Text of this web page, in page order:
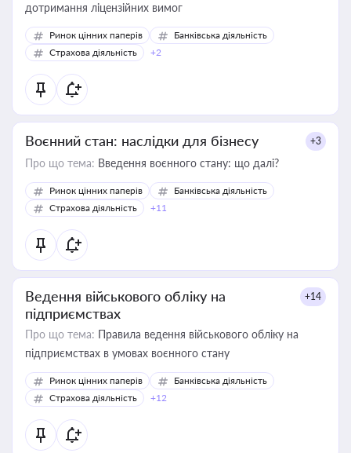
дотримання ліцензійних вимог
Ринок цінних паперів
Банківська діяльність
Страхова діяльність
+2
Воєнний стан: наслідки для бізнесу +3
Про що тема: Введення воєнного стану: що далі?
Ринок цінних паперів
Банківська діяльність
Страхова діяльність
+11
Ведення військового обліку на
підприємствах
+14
Про що тема: Правила ведення військового обліку на
підприємствах в умовах воєнного стану
Ринок цінних паперів
Банківська діяльність
Страхова діяльність
+12